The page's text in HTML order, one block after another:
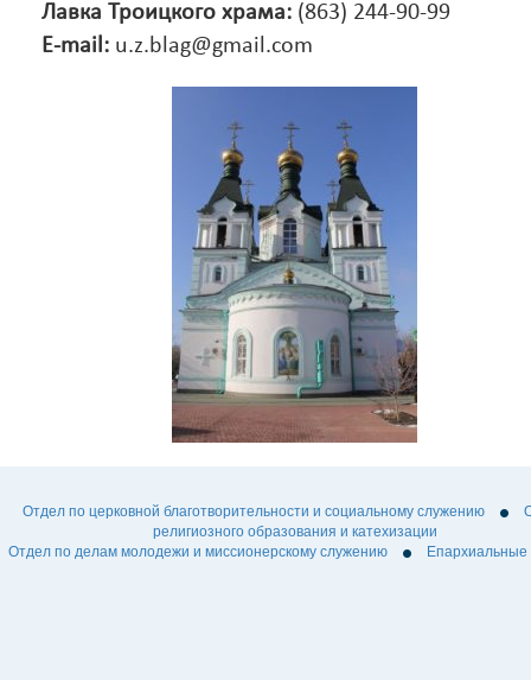
Лавка Троицкого храма: (863) 244-90-99
E-mail: u.z.blag@gmail.com
Отдел по церковной благотворительности и социальному служению
религиозного образования и катехизации
Отдел по делам молодежи и миссионерскому служению